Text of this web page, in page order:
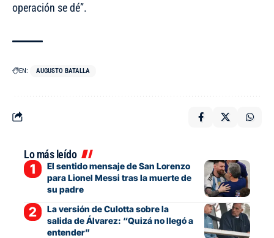
operación se dé”.
EN: AUGUSTO BATALLA
Lo más leído
El sentido mensaje de San Lorenzo
para Lionel Messi tras la muerte de
su padre
La versión de Culotta sobre la
salida de Álvarez: “Quizá no llegó a
entender”